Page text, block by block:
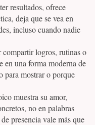
resultados, ofrece
deja que se vea en
incluso cuando nadie
compartir logros, rutinas o
en una forma moderna de
para mostrar o porque
muestra su amor,
no en palabras
presencia vale más que